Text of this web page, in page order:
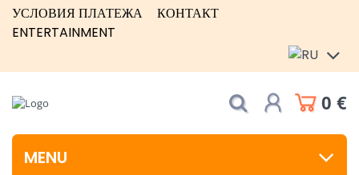
УСЛОВИЯ ПЛАТЕЖА
КОНТАКТ
ENTERTAINMENT
0 €
MENU